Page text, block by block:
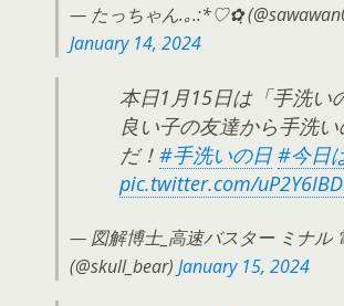
— たっちゃん.｡.:*♡✿ฺ
January 14, 2024
本日1月15日は「手洗い
良い子の友達から手洗
だ！ #手洗いの日 #今日
pic.twitter.com/
— 図解博士_高速バスター ミナル
(@skull_bear) January 15, 2024